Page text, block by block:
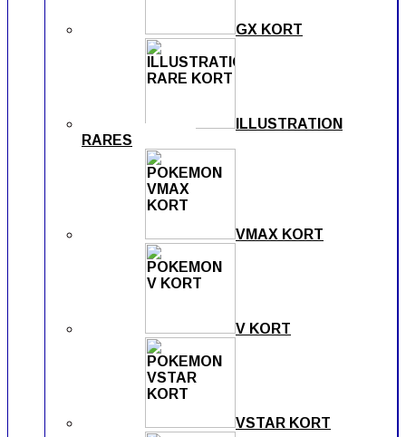
GX KORT
ILLUSTRATION
RARES
VMAX KORT
V KORT
VSTAR KORT